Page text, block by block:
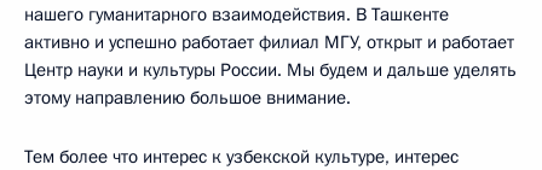
нашего гуманитарного взаимодействия. В Ташкенте
активно и успешно работает филиал МГУ, открыт и работает
Центр науки и культуры России. Мы будем и дальше уделять
этому направлению большое внимание.
Тем более что интерес к узбекской культуре, интерес